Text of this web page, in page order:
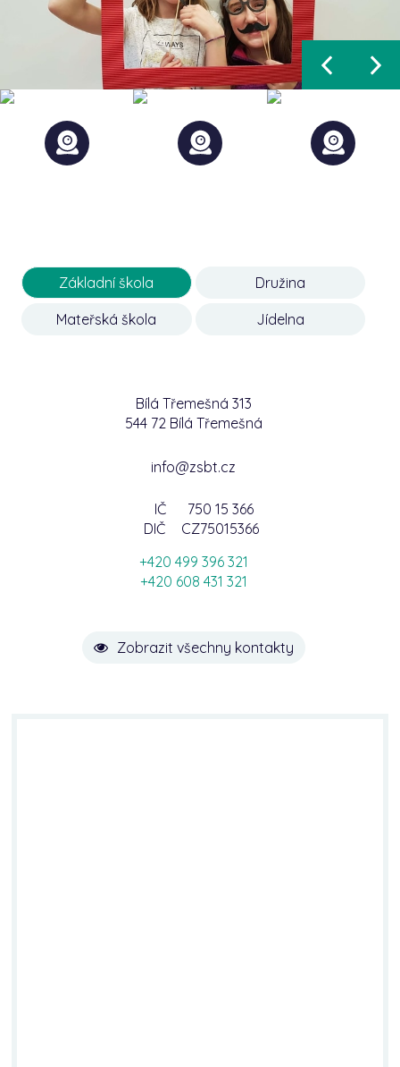
Základní škola Družina
Mateřská škola Jídelna
Bílá Třemešná 313
544 72 Bílá Třemešná
info@zsbt.cz
IČ
750 15 366
DIČ
CZ75015366
+420 499 396 321
+420 608 431 321
Zobrazit všechny kontakty